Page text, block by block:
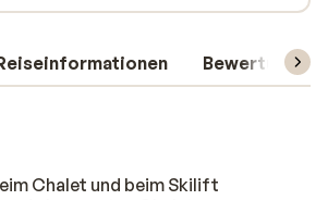
Bewertungen
Chalet und beim Skilift